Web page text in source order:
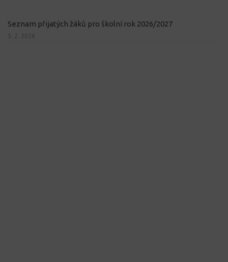
Seznam přijatých žáků pro školní rok 2026/2027
5. 2. 2026